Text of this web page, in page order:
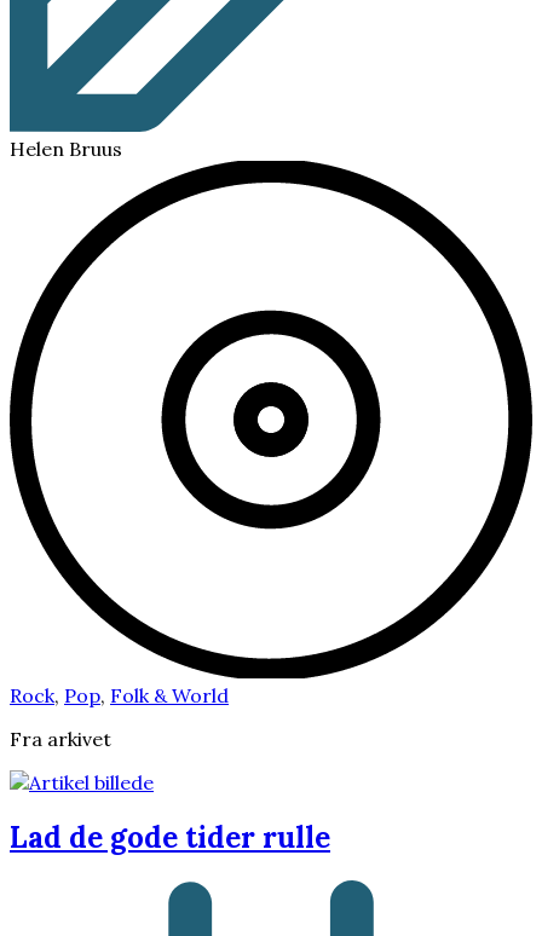
Helen Bruus
Rock, Pop, Folk & World
Fra arkivet
Lad de gode tider rulle